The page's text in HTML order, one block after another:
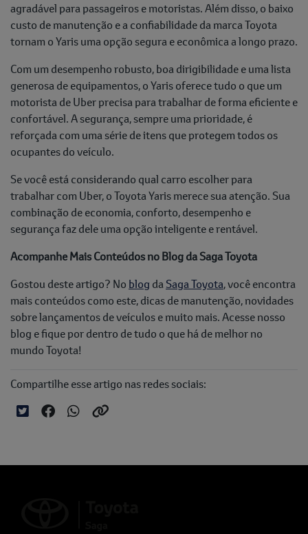
agradável para passageiros e motoristas. Além disso, o baixo
custo de manutenção e a confiabilidade da marca Toyota
tornam o Yaris uma opção segura e econômica a longo prazo.
Com um desempenho robusto, boa dirigibilidade e uma lista
generosa de equipamentos, o Yaris oferece tudo o que um
motorista de Uber precisa para trabalhar de forma eficiente e
confortável. A segurança, sempre uma prioridade, é
reforçada com uma série de itens que protegem todos os
ocupantes do veículo.
Se você está considerando qual carro escolher para
trabalhar com Uber, o Toyota Yaris merece sua atenção. Sua
combinação de economia, conforto, desempenho e
segurança faz dele uma opção inteligente e rentável.
Acompanhe Mais Conteúdos no Blog da Saga Toyota
Gostou deste artigo? No blog da Saga Toyota, você encontra
mais conteúdos como este, dicas de manutenção, novidades
sobre lançamentos de veículos e muito mais. Acesse nosso
blog e fique por dentro de tudo o que há de melhor no
mundo Toyota!
Compartilhe esse artigo nas redes sociais: